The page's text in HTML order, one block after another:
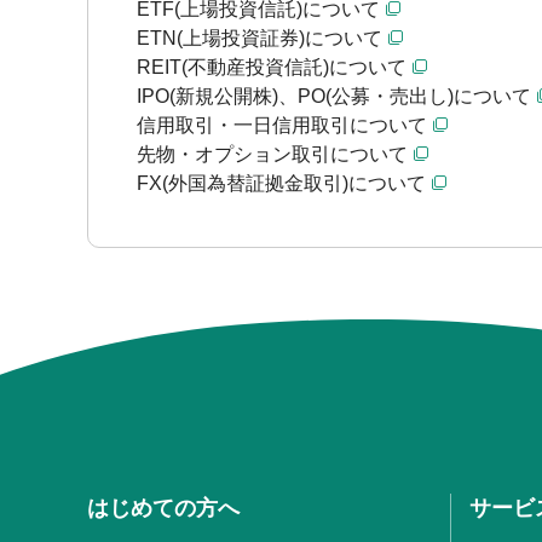
ETF(上場投資信託)について
ETN(上場投資証券)について
REIT(不動産投資信託)について
IPO(新規公開株)、PO(公募・売出し)について
信用取引・一日信用取引について
先物・オプション取引について
FX(外国為替証拠金取引)について
はじめての方へ サービ